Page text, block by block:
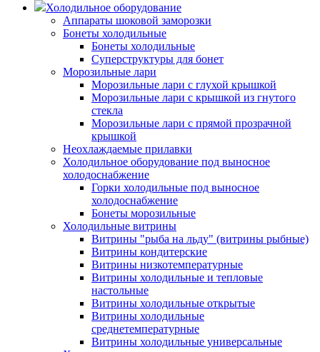
Холодильное оборудование
Аппараты шоковой заморозки
Бонеты холодильные
Бонеты холодильные
Суперструктуры для бонет
Морозильные лари
Морозильные лари с глухой крышкой
Морозильные лари с крышкой из гнутого
стекла
Морозильные лари с прямой прозрачной
крышкой
Неохлаждаемые прилавки
Холодильное оборудование под выносное
холодоснабжение
Горки холодильные под выносное
холодоснабжение
Бонеты морозильные
Холодильные витрины
Витрины "рыба на льду" (витрины рыбные)
Витрины кондитерские
Витрины низкотемпературные
Витрины холодильные и тепловые
настольные
Витрины холодильные открытые
Витрины холодильные
среднетемпературные
Витрины холодильные универсальные